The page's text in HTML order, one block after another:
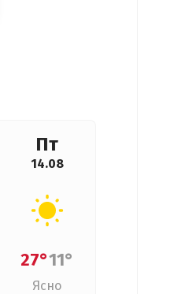
Пт
14.08
27°11°
Ясно